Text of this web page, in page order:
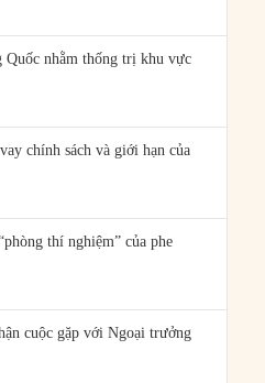
Quốc nhằm thống trị khu vực
chính sách và giới hạn của
thí nghiệm” của phe
cuộc gặp với Ngoại trưởng